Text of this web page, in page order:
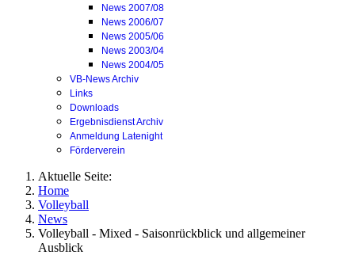
News 2007/08
News 2006/07
News 2005/06
News 2003/04
News 2004/05
VB-News Archiv
Links
Downloads
Ergebnisdienst Archiv
Anmeldung Latenight
Förderverein
Aktuelle Seite:
Home
Volleyball
News
Volleyball - Mixed - Saisonrückblick und allgemeiner
Ausblick